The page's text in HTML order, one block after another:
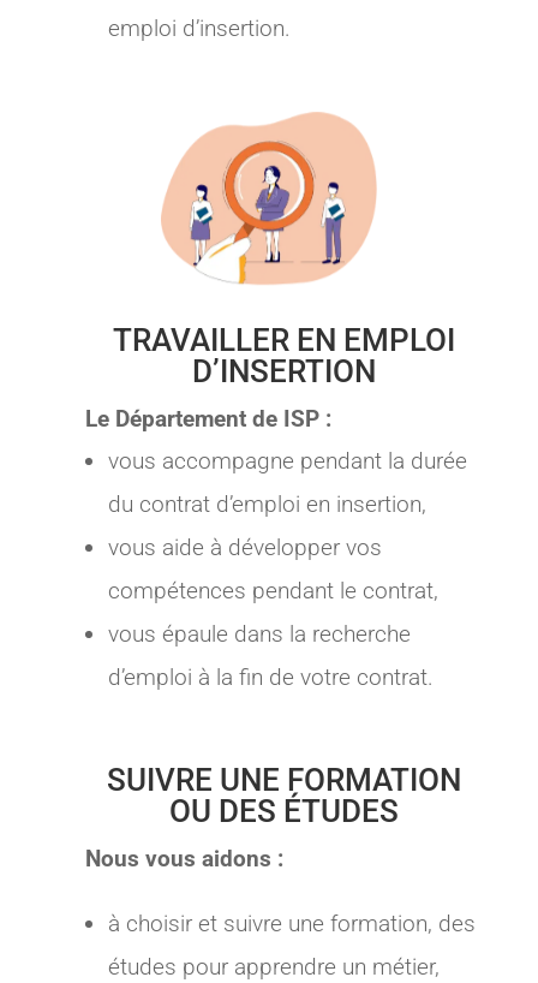
emploi d’insertion.
TRAVAILLER EN EMPLOI
D’INSERTION
Le Département de ISP :
vous accompagne pendant la durée
du contrat d’emploi en insertion,
vous aide à développer vos
compétences pendant le contrat,
vous épaule dans la recherche
d’emploi à la fin de votre contrat.
SUIVRE UNE FORMATION
OU DES ÉTUDES
Nous vous aidons :
à choisir et suivre une formation, des
études pour apprendre un métier,